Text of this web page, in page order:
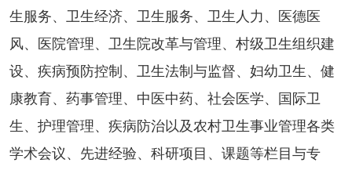
生服务、卫生经济、卫生服务、卫生人力、医德医
风、医院管理、卫生院改革与管理、村级卫生组织建
设、疾病预防控制、卫生法制与监督、妇幼卫生、健
康教育、药事管理、中医中药、社会医学、国际卫
生、护理管理、疾病防治以及农村卫生事业管理各类
学术会议、先进经验、科研项目、课题等栏目与专